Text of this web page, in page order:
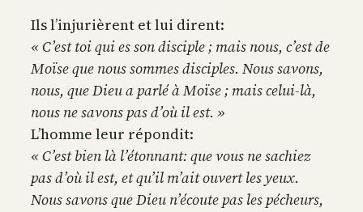
Ils l’injurièrent et lui dirent:
« C’est toi qui es son disciple ; mais nous, c’est de
Moïse que nous sommes disciples. Nous savons,
nous, que Dieu a parlé à Moïse ; mais celui-là,
nous ne savons pas d’où il est. »
L’homme leur répondit:
« C’est bien là l’étonnant: que vous ne sachiez
pas d’où il est, et qu’il m’ait ouvert les yeux.
Nous savons que Dieu n’écoute pas les pécheurs,